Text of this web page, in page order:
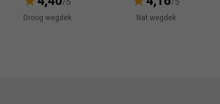
Droog wegdek Nat wegdek